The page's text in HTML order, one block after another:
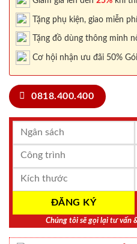
Tặng phụ kiện, giao miễn
Tặng đồ dùng thông minh
Cơ hội nhận ưu đãi 50%
0818.400.400
Chúng tôi sẽ gọi lại tư vấn